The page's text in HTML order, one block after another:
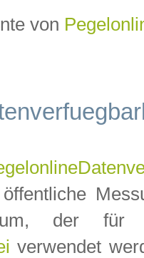
von
der
verwendet